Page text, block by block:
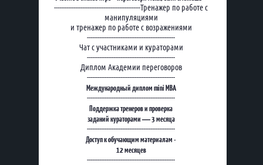
-------------------------------------------------Тренажер по работе с
манипуляциями
и тренажер по работе с возражениями
--------------------------------------------------
Чат с участниками и кураторами
--------------------------------------------------
Диплом Академии переговоров
--------------------------------------------------
Международный диплом mini MBA
--------------------------------------------------
Поддержка тренеров и проверка
заданий кураторами — 3 месяца
--------------------------------------------------
Доступ к обучающим материалам -
12 месяцев
--------------------------------------------------